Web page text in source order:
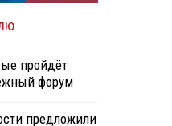
пройдёт
форум
предложили